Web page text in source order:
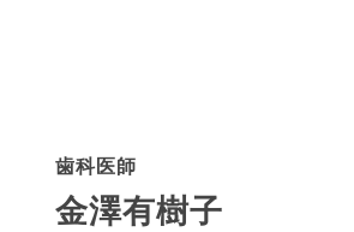
歯科医師
金澤有樹子